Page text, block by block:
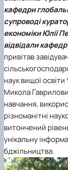
кафедри
супроводі
економікиЮлії
відвідали
привітав
наук вищої освіти
Микола
навчання,
різноманітні
витончений
унікальну
бджільництва.